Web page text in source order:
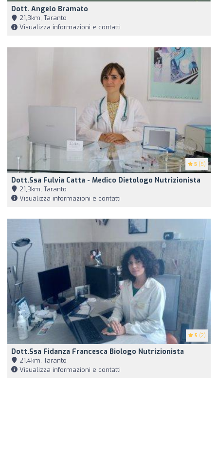
Dott. Angelo Bramato
21,3km, Taranto
Visualizza informazioni e contatti
5 (5)
Dott.ssa Fulvia Catta - Medico Dietologo Nutrizionista
21,3km, Taranto
Visualizza informazioni e contatti
5 (2)
Dott.ssa Fidanza Francesca Biologo Nutrizionista
21,4km, Taranto
Visualizza informazioni e contatti